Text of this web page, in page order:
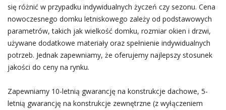
się różnić w przypadku indywidualnych życzeń czy sezonu. Cena
nowoczesnego domku letniskowego zależy od podstawowych
parametrów, takich jak wielkość domku, rozmiar okien i drzwi,
używane dodatkowe materiały oraz spełnienie indywidualnych
potrzeb. Jednak zapewniamy, że oferujemy najlepszy stosunek
jakości do ceny na rynku.
Zapewniamy 10-letnią gwarancję na konstrukcje dachowe, 5-
letnią gwarancję na konstrukcje zewnętrzne (z wyłączeniem